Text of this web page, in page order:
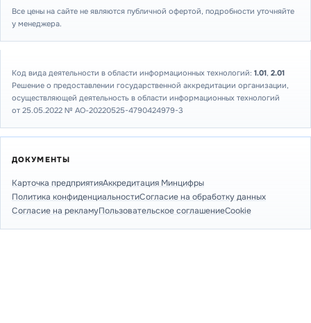
Все цены на сайте не являются публичной офертой, подробности уточняйте
у менеджера.
Код вида деятельности в области информационных технологий: 1.01, 2.01
Решение о предоставлении государственной аккредитации организации,
осуществляющей деятельность в области информационных технологий
от 25.05.2022 № АО-20220525-4790424979-3
ДОКУМЕНТЫ
Карточка предприятияАккредитация Минцифры
Политика конфиденциальностиСогласие на обработку данных
Согласие на рекламуПользовательское соглашениеCookie